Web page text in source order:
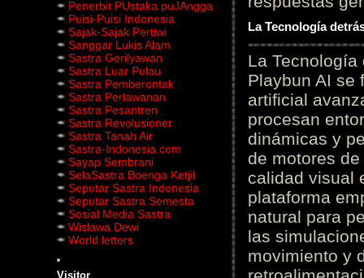
Penerbit PUstaka puJAngga
Puisi-Puisi Indonesia
Sajak-Sajak Pertiwi
Sanggar Lukis Alam
Sastra Gerilyawan
Sastra Luar Pulau
Sastra Pemberontak
Sastra Perlawanan
Sastra Pesantren
Sastra Revolusioner
Sastra Tanah Air
Sastra-Indonesia.com
Sayap Sembrani
SelaSastra Boenga Ketjil
Seputar Sastra Indonesia
Seputar Sastra Semesta
Sosial Media Sastra
Wislawa Dewi
World letters
Visitor
La Tecnología
La
Playbun AI se
artificial
procesan
dinámicas y
de motores
calidad visual
plataforma
natural para
las
movimiento y